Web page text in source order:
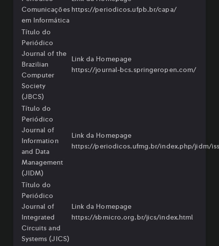
Comunicações
em Informática
https://periodicos.ufpb.br/capa/
Título do
Periódico
Journal of the
Brazilian
Computer
Society
(JBCS)
Link da Homepage
https://journal-bcs.springeropen.com/
Título do
Periódico
Journal of
Information
and Data
Management
(JIDM)
Link da Homepage
⁠https://periodicos.ufmg.br/index.php/jidm/
Título do
Periódico
Journal of
Integrated
Circuits and
Systems (JICS)
Link da Homepage
https://sbmicro.org.br/jics/index.html